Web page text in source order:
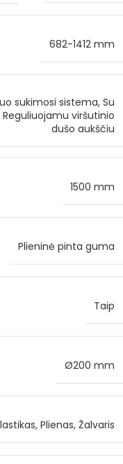
682-1412 mm
sukimosi sistema, Su
viršutinio
dušo aukščiu
1500 mm
Plieninė pinta guma
Taip
Ø200 mm
Plienas, Žalvaris